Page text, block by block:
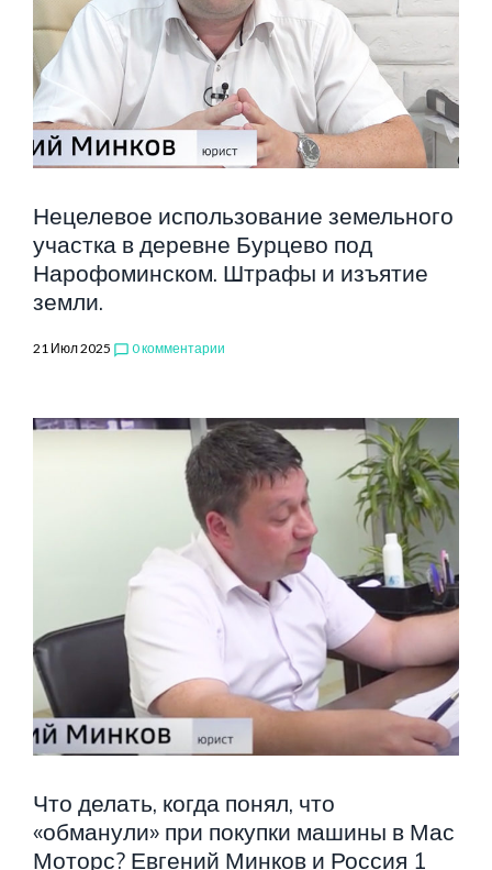
Нецелевое использование земельного
участка в деревне Бурцево под
Нарофоминском. Штрафы и изъятие
земли.
21 Июл 2025 chat_bubble_outline 0 комментарии
Что делать, когда понял, что
«обманули» при покупки машины в Мас
Моторс? Евгений Минков и Россия 1